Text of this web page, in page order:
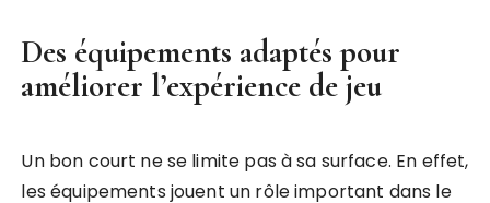
Des équipements adaptés pour
améliorer l’expérience de jeu
Un bon court ne se limite pas à sa surface. En effet,
les équipements jouent un rôle important dans le